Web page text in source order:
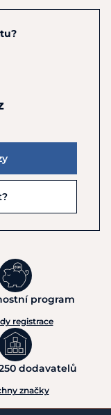
program
registrace
dodavatelů
značky